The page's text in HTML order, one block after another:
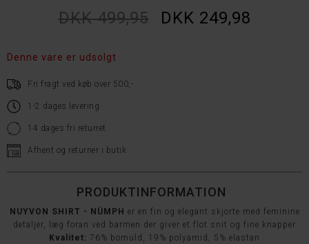
DKK 499,95 DKK 249,98
Denne vare er udsolgt
Fri fragt ved køb over 500,-
1-2 dages levering
14 dages fri returret
Afhent og returner i butik
PRODUKTINFORMATION
NUYVON SHIRT - NÜMPH er en fin og elegant skjorte med feminine
detaljer, l æg foran ved barmen der giver et flot snit og f ine knapper
Kvalitet: 76% bomuld, 19% polyamid, 5% elastan